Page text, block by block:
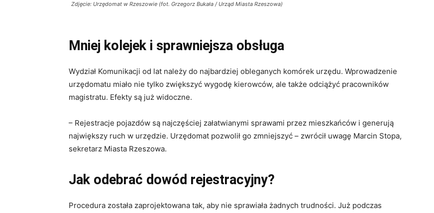
Zdjęcie: Urzędomat w Rzeszowie (fot. Grzegorz Bukała / Urząd Miasta Rzeszowa)
Mniej kolejek i sprawniejsza obsługa
Wydział Komunikacji od lat należy do najbardziej obleganych komórek urzędu. Wprowadzenie
urzędomatu miało nie tylko zwiększyć wygodę kierowców, ale także odciążyć pracowników
magistratu. Efekty są już widoczne.
– Rejestracje pojazdów są najczęściej załatwianymi sprawami przez mieszkańców i generują
największy ruch w urzędzie. Urzędomat pozwolił go zmniejszyć – zwrócił uwagę Marcin Stopa,
sekretarz Miasta Rzeszowa.
Jak odebrać dowód rejestracyjny?
Procedura została zaprojektowana tak, aby nie sprawiała żadnych trudności. Już podczas